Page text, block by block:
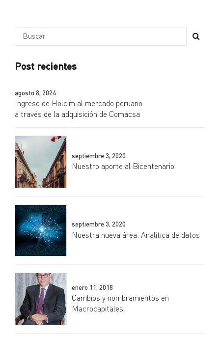
Post recientes
agosto 8, 2024
Ingreso de Holcim al mercado peruano
a través de la adquisición de Comacsa
septiembre 3, 2020
Nuestro aporte al Bicentenario
septiembre 3, 2020
Nuestra nueva área: Analítica de datos
enero 11, 2018
Cambios y nombramientos en
Macrocapitales